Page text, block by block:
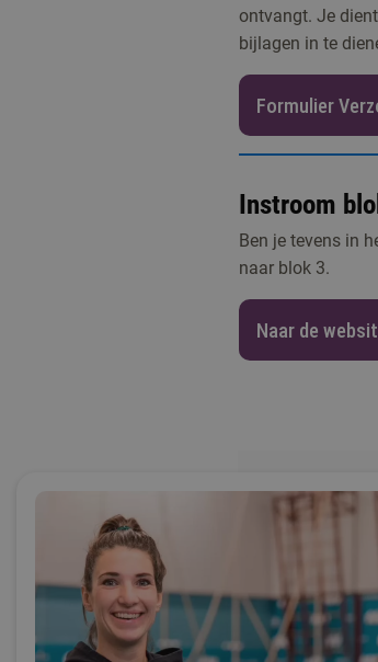
ontvangt. Je
bijlagen in te
Formulier
Instroom
Ben je tevens in
naar blok 3.
Naar de